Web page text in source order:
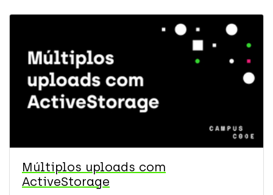
Múltiplos uploads com
ActiveStorage